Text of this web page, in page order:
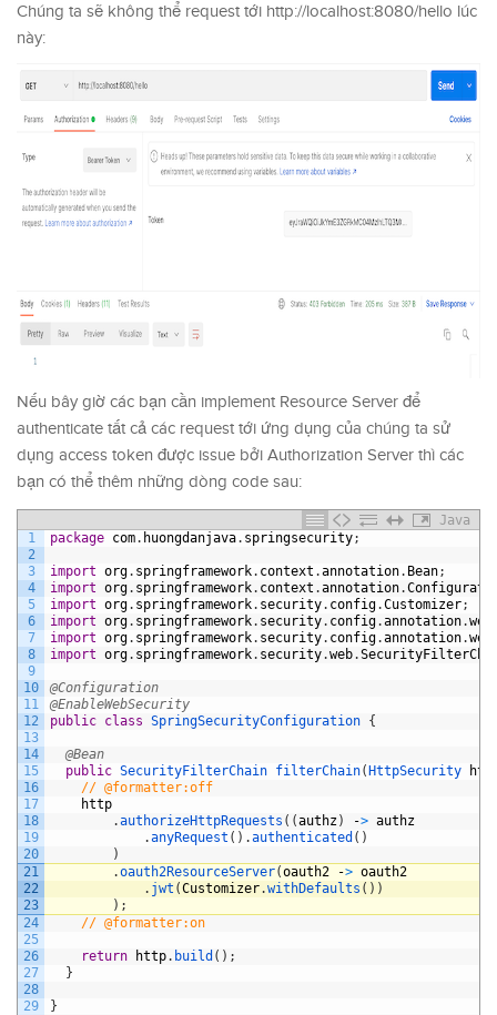
Chúng ta sẽ không thể request tới http://localhost:8080/hello lúc
này:
Nếu bây giờ các bạn cần implement Resource Server để
authenticate tất cả các request tới ứng dụng của chúng ta sử
dụng access token được issue bởi Authorization Server thì các
bạn có thể thêm những dòng code sau:
Java
1
2
3
4
5
6
7
8
9
10
11
12
13
14
15
16
17
18
19
20
21
22
23
24
25
26
27
28
29
package com. huongdanjava. springsecurity;
import org. springframework. context .annotation. Bean;
import org. springframework. context .annotation.
import org. springframework. security. config.Customizer;
import org. springframework. security. config.annotation.web
import org. springframework. security. config.annotation.web
import org. springframework. security.web.
@Configuration
@EnableWebSecurity
public class SpringSecurityConfiguration {
@Bean
public SecurityFilterChain filterChain(HttpSecurity
// @formatter:off
http
.authorizeHttpRequests ( (authz) -> authz
.anyRequest ( ) .authenticated ( )
)
.oauth2ResourceServer(oauth2 -> oauth2
. jwt (Customizer.withDefaults ( ) )
) ;
// @formatter:on
return http. build ( ) ;
}
}